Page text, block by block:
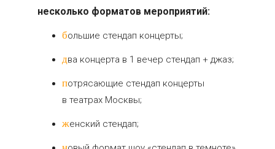
несколько форматов мероприятий:
большие стендап концерты;
два концерта в 1 вечер стендап + джаз;
потрясающие стендап концерты
в театрах Москвы;
женский стендап;